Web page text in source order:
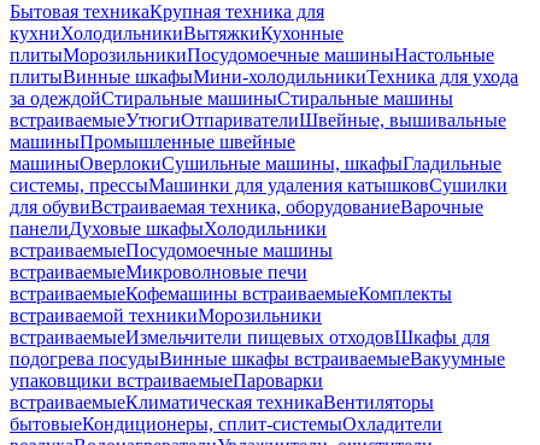
Бытовая техникаКрупная техника для
кухниХолодильникиВытяжкиКухонные
плитыМорозильникиПосудомоечные машиныНастольные
плитыВинные шкафыМини-холодильникиТехника для ухода
за одеждойСтиральные машиныСтиральные машины
встраиваемыеУтюгиОтпаривателиШвейные, вышивальные
машиныПромышленные швейные
машиныОверлокиСушильные машины, шкафыГладильные
системы, прессыМашинки для удаления катышковСушилки
для обувиВстраиваемая техника, оборудованиеВарочные
панелиДуховые шкафыХолодильники
встраиваемыеПосудомоечные машины
встраиваемыеМикроволновые печи
встраиваемыеКофемашины встраиваемыеКомплекты
встраиваемой техникиМорозильники
встраиваемыеИзмельчители пищевых отходовШкафы для
подогрева посудыВинные шкафы встраиваемыеВакуумные
упаковщики встраиваемыеПароварки
встраиваемыеКлиматическая техникаВентиляторы
бытовыеКондиционеры, сплит-системыОхладители